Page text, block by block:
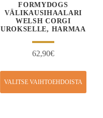
FORMYDOGS
VÄLIKAUSIHAALARI
WELSH CORGI
UROKSELLE, HARMAA
62,90€
VALITSE VAIHTOEHDOISTA